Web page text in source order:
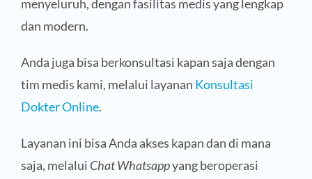
menyeluruh, dengan fasilitas medis yang lengkap
dan modern.
Anda juga bisa berkonsultasi kapan saja dengan
tim medis kami, melalui layanan Konsultasi
Dokter Online.
Layanan ini bisa Anda akses kapan dan di mana
saja, melalui Chat Whatsappyang beroperasi